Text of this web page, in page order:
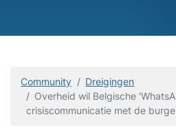
Community
Dreigingen
Overheid wil Belgische
crisiscommunicatie met de